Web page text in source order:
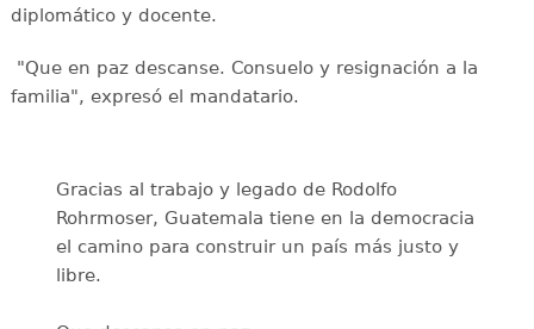
diplomático y docente.
"Que en paz descanse. Consuelo y resignación a la
familia", expresó el mandatario.
Gracias al trabajo y legado de Rodolfo
Rohrmoser, Guatemala tiene en la democracia
el camino para construir un país más justo y
libre.